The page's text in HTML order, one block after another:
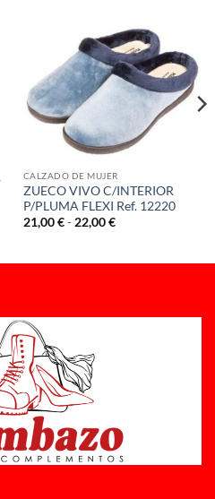
CALZADO DE MUJER
ZUECO VIVO C/INTERIOR
P/PLUMA FLEXI Ref. 12220
21,00€ - 22,00€Rango
21,00 €